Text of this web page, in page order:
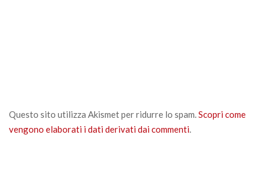
Questo sito utilizza Akismet per ridurre lo spam.Scopri come
vengono elaborati i dati derivati dai commenti.